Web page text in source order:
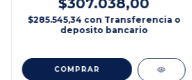
$307.038,00
$285.545,34 con Transferencia o
deposito bancario
COMPRAR